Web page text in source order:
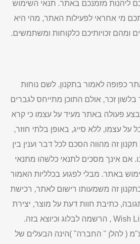
ליהנות מזמנכם באתר. תנאי השימוש
מי אחראי לפעילות האתר, מהי היא
ומהם זכויותיכם כלקוחות ומשתמשים.
כפופה לאמור בתקנון. לשם נוחות
זכר, אולם התוכן מתייחס לגברים
פעולה באתר מעיד על עצמו כי קרא
על עצמו, ללא סייג, באופן בלתי חוזר,
זה מהווה הסכם לכל דבר וענין בין
אינך מסכים לתנאי כלשהו מתנאי
באתר. מבלי לפגוע בכלליות האמור
זה משמעותו רישום לאתר, רכישת
כתיבת חוות דעת על מוצר, יצירת
סל קניות, יצירת Wish List , הרשמה לבלוג וכיוצא בזה.
( להלן " החברה" )הינה הבעלים של